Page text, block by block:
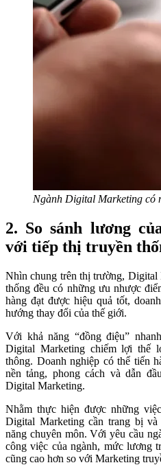
Ngành Digital Marketing có
2. So sánh lương
với tiếp thị truyền
Nhìn chung trên thị trường,
thống đều có những ưu nhược
hàng đạt được hiệu quả tốt,
hướng thay đổi của thế giới.
Với khả năng “đồng điệu”
Digital Marketing chiếm lợi thế
thông. Doanh nghiệp có thể tiến
nền tảng, phong cách và dẫn
Digital Marketing.
Nhằm thực hiện được những
Digital Marketing cần trang bị
năng chuyên môn. Với yêu cầu
công việc của ngành, mức lương
cũng cao hơn so với Marketing